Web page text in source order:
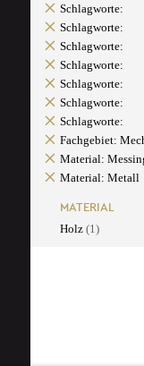
Schlagworte:
Schlagworte:
Schlagworte:
Schlagworte:
Schlagworte:
Schlagworte:
Schlagworte:
Fachgebiet:
Material:
Material: Metall
MATERIAL
Holz (1)